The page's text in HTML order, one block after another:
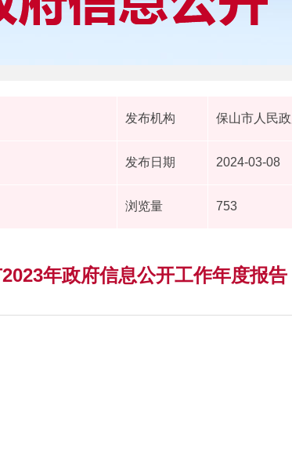
发布机构 保山市人民
发布日期 2024-03-08
浏览量 753
年政府信息公开工作年度报告